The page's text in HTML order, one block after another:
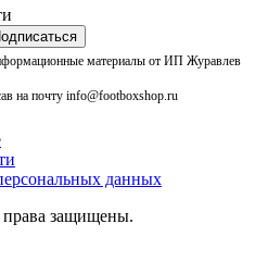
материалы от ИП Журавлев
на почту info@footboxshop.ru
данных
права защищены.